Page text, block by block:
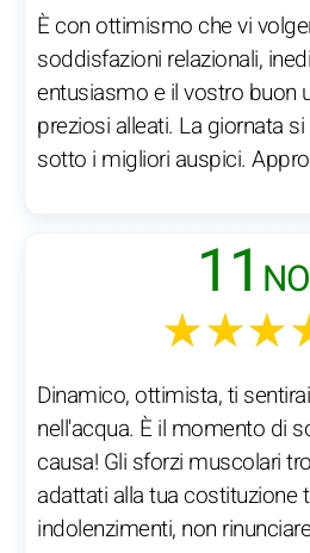
È con ottimismo che vi
soddisfazioni relazionali,
entusiasmo e il vostro buon
preziosi alleati. La giornata
sotto i migliori auspici.
11
Dinamico, ottimista, ti
nell'acqua. È il momento di
causa! Gli sforzi muscolari
adattati alla tua costituzione
indolenzimenti, non